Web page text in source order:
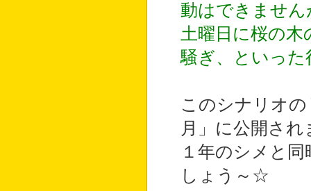
動はできません
土曜日に桜の
騒ぎ、といった
このシナリオ
月」に公開され
１年のシメと
しょう～☆